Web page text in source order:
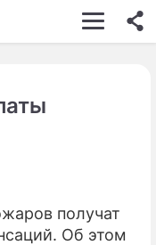
ШОУ-БИЗНЕС
КИНО
ЭКОНОМИКА
получат
Об этом